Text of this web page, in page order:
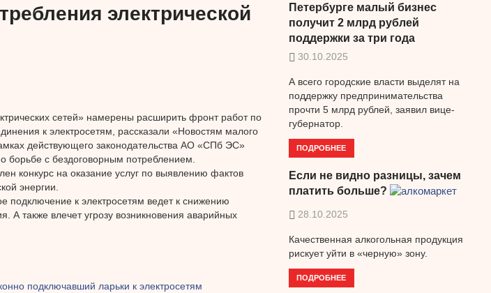
электрической
сетей» намерены расширить фронт работ по
к электросетям, рассказали «Новостям малого
действующего законодательства АО «СПб ЭС»
борьбе с бездоговорным потреблением.
конкурс на оказание услуг по выявлению фактов
энергии.
подключение к электросетям ведет к снижению
А также влечет угрозу возникновения аварийных
подключавший ларьки к электросетям
Петербурге малый бизнес
получит 2 млрд рублей
поддержки за три года
30.10.2025
А всего городские власти выделят на
поддержку предпринимательства
прочти 5 млрд рублей, заявил вице-
губернатор.
ПОДРОБНЕЕ
Если не видно разницы, зачем
платить больше?
28.10.2025
Качественная алкогольная продукция
рискует уйти в «черную» зону.
ПОДРОБНЕЕ